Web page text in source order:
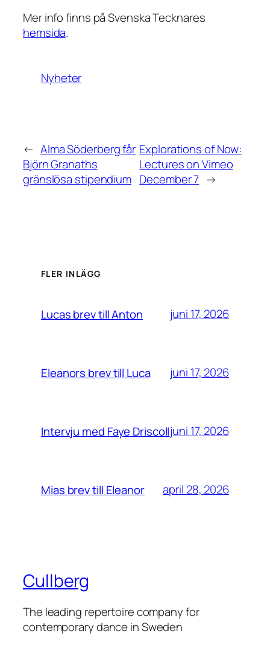
Mer info finns på Svenska Tecknares
hemsida.
Nyheter
← Alma Söderberg får
Björn Granaths
gränslösa stipendium
Explorations of Now:
Lectures on Vimeo
December 7 →
FLER INLÄGG
Lucas brev till Anton juni 17, 2026
Eleanors brev till Luca juni 17, 2026
Intervju med Faye Driscolljuni 17, 2026
Mias brev till Eleanor april 28, 2026
Cullberg
The leading repertoire company for
contemporary dance in Sweden